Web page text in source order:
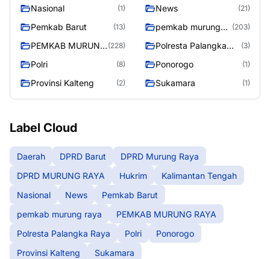
Nasional (1) News (21)
Pemkab Barut (13)
pemkab murung
(203)
PEMKAB MURUNG (228)
Polresta Palangka
(3)
Polri (8) Ponorogo (1)
Provinsi Kalteng (2) Sukamara (1)
Label Cloud
Daerah DPRD Barut
DPRD Murung Raya
DPRD MURUNG RAYA
Hukrim
Kalimantan Tengah
Nasional
News
Pemkab Barut
pemkab murung raya
PEMKAB MURUNG RAYA
Polresta Palangka Raya
Polri
Ponorogo
Provinsi Kalteng
Sukamara